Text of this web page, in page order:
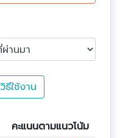
วิธีใช้งาน
คะแนนตามแนวโน้ม